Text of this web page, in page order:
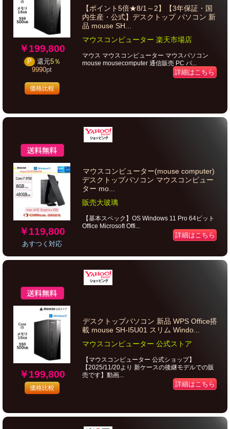
￥199,800
P 還元5％
9990pt
価格比較
【ポイント5倍★8/1～2】【3年保証・国
内生産・公式】デスクトップ パソコン 新
品 mouse SH...
マウスコンピューター 楽天市場店
マウス マウスコンピューター マウスパソコン
mouse mousecomputer 通信販売 PC パ...
詳細はこちら
￥119,800
あすつく対応
マウスコンピューター(mouse computer)
デスクトップパソコン マウスコンピュー
ター mo...
販売大玻璃
【基本スペック】OS Windows 11 Pro 64ビット
Office Microsoft Offi...
詳細はこちら
￥199,800
価格比較
デスクトップパソコン 新品 WPS Office搭
載 mouse SH-I5U01 スリム Windo...
マウスコンピューター 公式ストア
【マウスコンピューター 公式ショップ】
【2025/11/20より 新ケースの後継モデルでの販
売です】動画...
詳細はこちら